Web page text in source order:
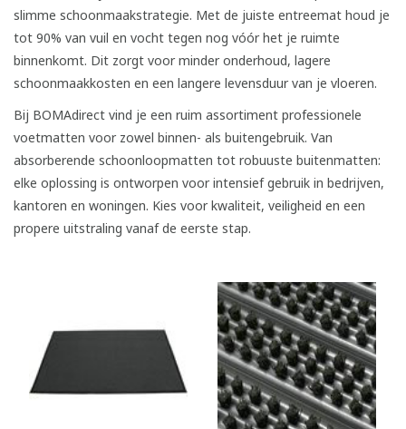
slimme schoonmaakstrategie. Met de juiste entreemat houd je
tot 90% van vuil en vocht tegen nog vóór het je ruimte
binnenkomt. Dit zorgt voor minder onderhoud, lagere
schoonmaakkosten en een langere levensduur van je vloeren.
Bij BOMAdirect vind je een ruim assortiment professionele
voetmatten voor zowel binnen- als buitengebruik. Van
absorberende schoonloopmatten tot robuuste buitenmatten:
elke oplossing is ontworpen voor intensief gebruik in bedrijven,
kantoren en woningen. Kies voor kwaliteit, veiligheid en een
propere uitstraling vanaf de eerste stap.